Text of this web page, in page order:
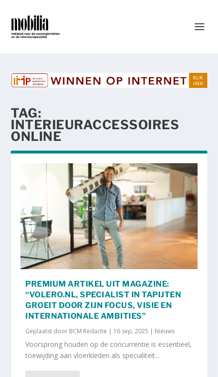
TAG:
INTERIEURACCESSOIRES
ONLINE
PREMIUM ARTIKEL UIT MAGAZINE:
“VOLERO.NL, SPECIALIST IN TAPIJTEN
GROEIT DOOR ZIJN FOCUS, VISIE EN
INTERNATIONALE AMBITIES”
Geplaatst door BCM Redactie | 16 sep, 2025 | Nieuws
Voorsprong houden op de concurrentie is essentieel,
toewijding aan vloerkleden als specialiteit...